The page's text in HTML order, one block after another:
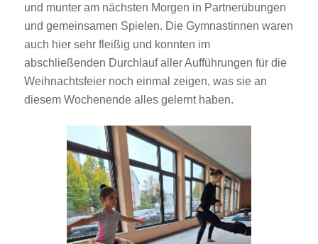
und munter am nächsten Morgen in Partnerübungen
und gemeinsamen Spielen. Die Gymnastinnen waren
auch hier sehr fleißig und konnten im
abschließenden Durchlauf aller Aufführungen für die
Weihnachtsfeier noch einmal zeigen, was sie an
diesem Wochenende alles gelernt haben.